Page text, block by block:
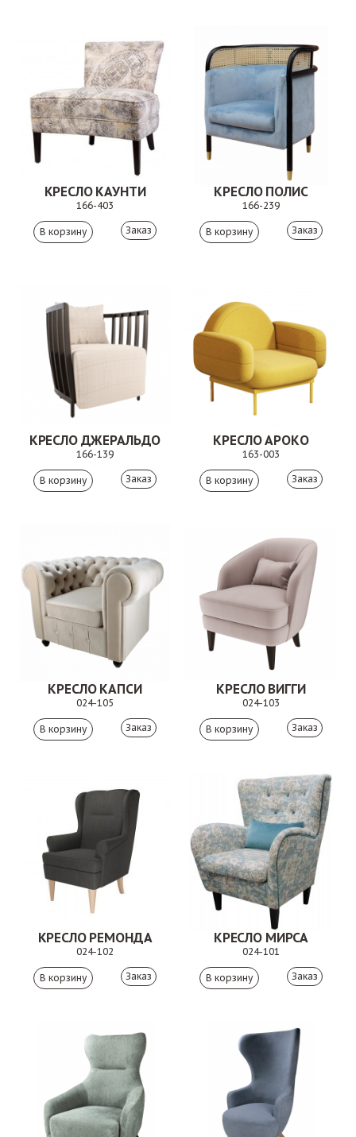
КРЕСЛО КАУНТИ
166-403
Заказ
КРЕСЛО ПОЛИС
166-239
Заказ
КРЕСЛО ДЖЕРАЛЬДО
166-139
Заказ
КРЕСЛО АРОКО
163-003
Заказ
КРЕСЛО КАПСИ
024-105
Заказ
КРЕСЛО ВИГГИ
024-103
Заказ
КРЕСЛО РЕМОНДА
024-102
Заказ
КРЕСЛО МИРСА
024-101
Заказ